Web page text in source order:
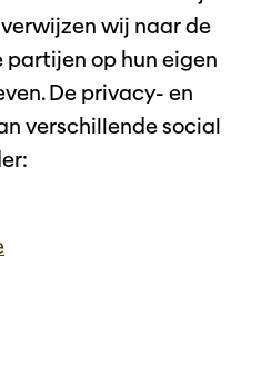
wij naar de
op hun eigen
De privacy- en
verschillende social